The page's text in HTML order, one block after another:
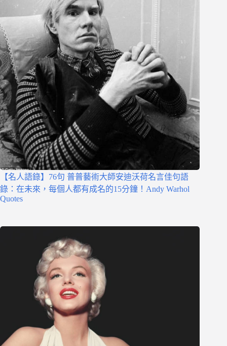
【名人語錄】76句 普普藝術大師安迪沃荷名言佳句語
錄：在未來，每個人都有成名的15分鐘！Andy Warhol
Quotes